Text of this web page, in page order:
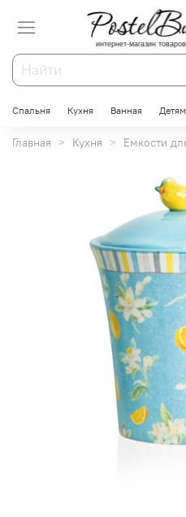
интернет-магазин
Спальня Кухня Ванная Детям
Главная Кухня Емкости